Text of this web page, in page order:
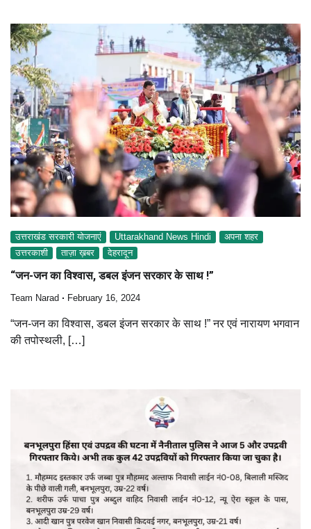
उत्तराखंड सरकारी योजनाएं Uttarakhand News Hindi
अपना शहर
उत्तरकाशी
ताज़ा ख़बर देहरादून
“जन-जन का विश्वास, डबल इंजन सरकार के साथ !”
Team Narad February 16, 2024
“जन-जन का विश्वास, डबल इंजन सरकार के साथ !” नर एवं नारायण भगवान
की तपोस्थली, […]